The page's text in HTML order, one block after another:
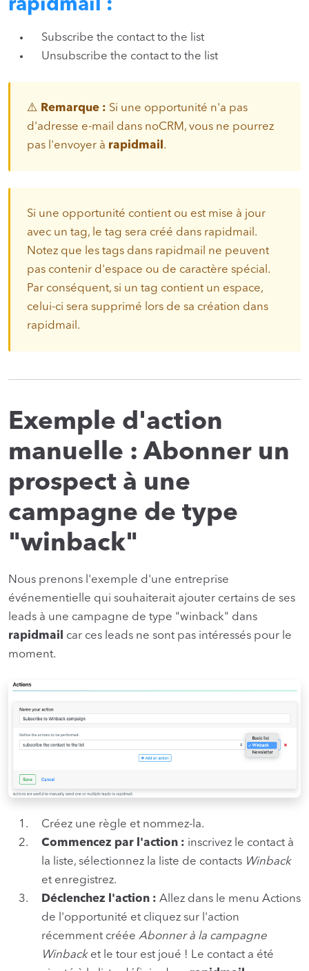
rapidmail :
Subscribe the contact to the list
Unsubscribe the contact to the list
⚠️ Remarque : Si une opportunité n'a pas
d'adresse e-mail dans noCRM, vous ne pourrez
pas l'envoyer à rapidmail .
Si une opportunité contient ou est mise à jour
avec un tag, le tag sera créé dans rapidmail.
Notez que les tags dans rapidmail ne peuvent
pas contenir d'espace ou de caractère spécial.
Par conséquent, si un tag contient un espace,
celui-ci sera supprimé lors de sa création dans
rapidmail.
Exemple d'action
manuelle : Abonner un
prospect à une
campagne de type
"winback"
Nous prenons l'exemple d'une entreprise
événementielle qui souhaiterait ajouter certains de ses
leads à une campagne de type "winback" dans
rapidmail
car ces leads ne sont pas intéressés pour le
moment.
Créez une règle et nommez-la.
Commencez par l'action : inscrivez le contact à
la liste, sélectionnez la liste de contacts Winback
et enregistrez.
Déclenchez l'action : Allez dans le menu Actions
de l'opportunité et cliquez sur l'action
récemment créée Abonner à la campagne
Winbacket le tour est joué ! Le contact a été